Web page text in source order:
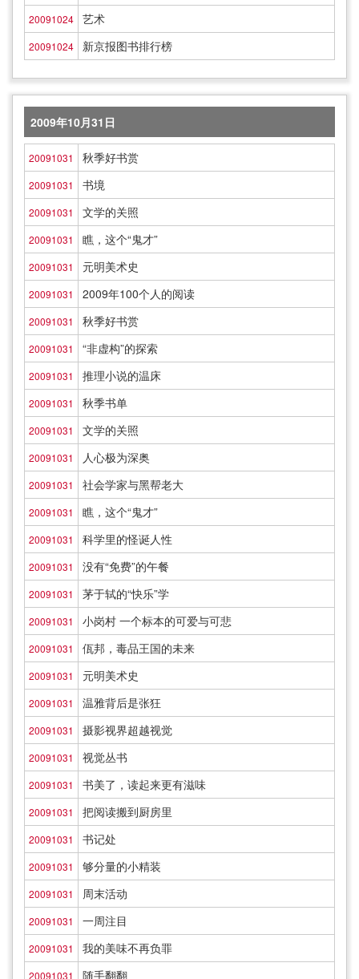
20091024 艺术
20091024 新京报图书排行榜
2009年10月31日
20091031 秋季好书赏
20091031 书境
20091031 文学的关照
20091031 瞧，这个“鬼才”
20091031 元明美术史
20091031 2009年100个人的阅读
20091031 秋季好书赏
20091031 “非虚构”的探索
20091031 推理小说的温床
20091031 秋季书单
20091031 文学的关照
20091031 人心极为深奥
20091031 社会学家与黑帮老大
20091031 瞧，这个“鬼才”
20091031 科学里的怪诞人性
20091031 没有“免费”的午餐
20091031 茅于轼的“快乐”学
20091031 小岗村 一个标本的可爱与可悲
20091031 佤邦，毒品王国的未来
20091031 元明美术史
20091031 温雅背后是张狂
20091031 摄影视界超越视觉
20091031 视觉丛书
20091031 书美了，读起来更有滋味
20091031 把阅读搬到厨房里
20091031 书记处
20091031 够分量的小精装
20091031 周末活动
20091031 一周注目
20091031 我的美味不再负罪
20091031 随手翻翻